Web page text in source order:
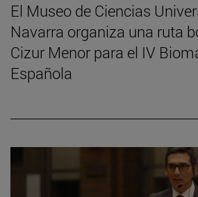
El Museo de Ciencias
Navarra organiza una ruta
Cizur Menor para el IV
Española